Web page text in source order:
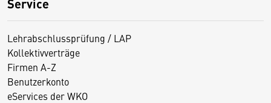
Lehrabschlussprüfung / LAP
Kollektivverträge
Firmen A-Z
Benutzerkonto
eServices der WKO